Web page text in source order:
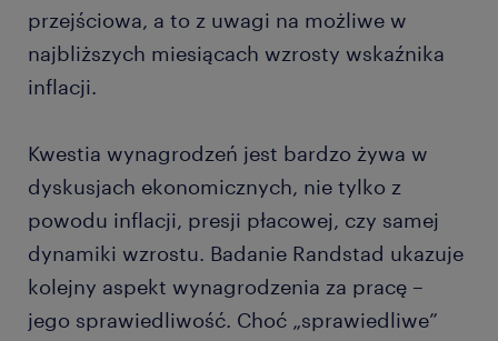
przejściowa, a to z uwagi na możliwe w
najbliższych miesiącach wzrosty wskaźnika
inflacji.
Kwestia wynagrodzeń jest bardzo żywa w
dyskusjach ekonomicznych, nie tylko z
powodu inflacji, presji płacowej, czy samej
dynamiki wzrostu. Badanie Randstad ukazuje
kolejny aspekt wynagrodzenia za pracę –
jego sprawiedliwość. Choć „sprawiedliwe”